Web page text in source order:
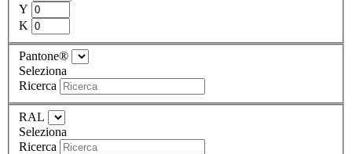
Y
K
Pantone®
Seleziona
Ricerca
RAL
Seleziona
Ricerca